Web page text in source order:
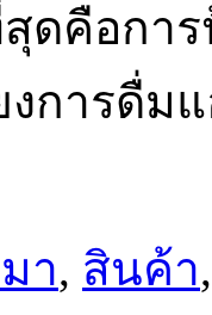
ดคือกา
งการดื่ม
า, สินค้า